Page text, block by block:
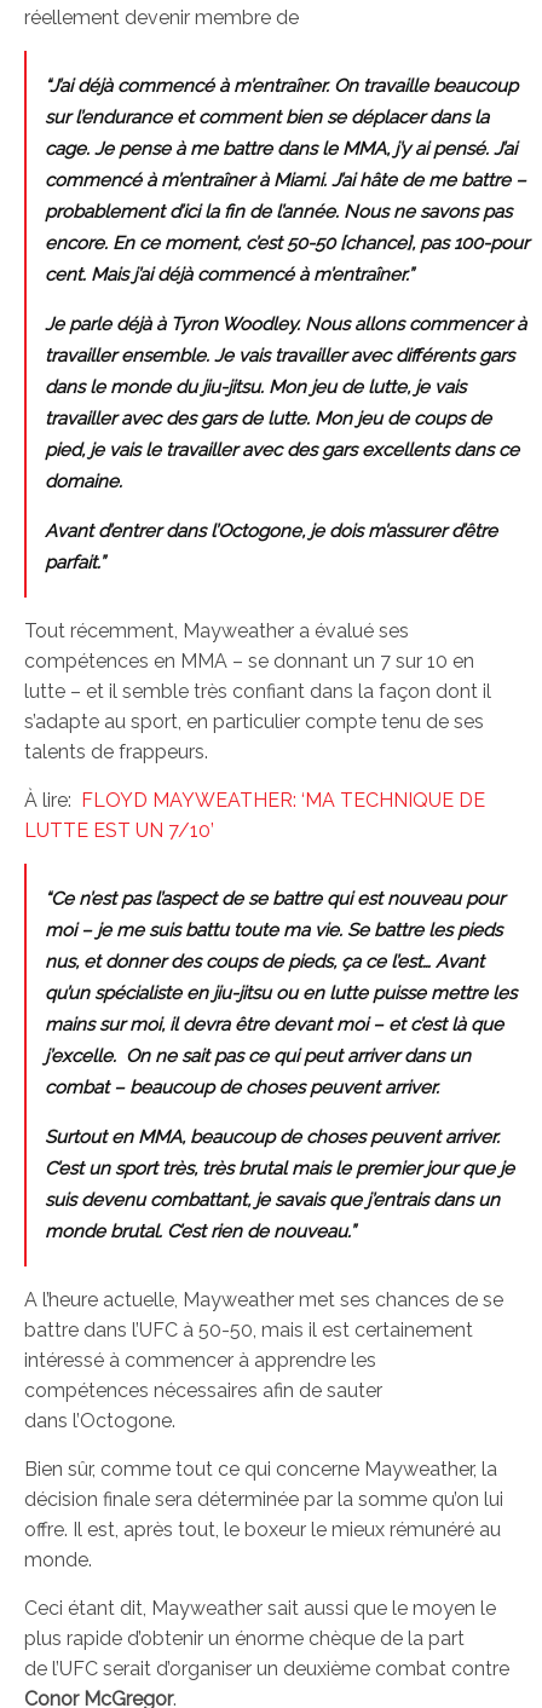
réellement devenir membre de
“J’ai déjà commencé à m’entraîner. On travaille beaucoup
sur l’endurance et comment bien se déplacer dans la
cage. Je pense à me battre dans le MMA, j’y ai pensé. J’ai
commencé à m’entraîner à Miami. J’ai hâte de me battre –
probablement d’ici la fin de l’année. Nous ne savons pas
encore. En ce moment, c’est 50-50 [chance], pas 100-pour
cent. Mais j’ai déjà commencé à m’entraîner.”
Je parle déjà à Tyron Woodley. Nous allons commencer à
travailler ensemble. Je vais travailler avec différents gars
dans le monde du jiu-jitsu. Mon jeu de lutte, je vais
travailler avec des gars de lutte. Mon jeu de coups de
pied, je vais le travailler avec des gars excellents dans ce
domaine.
Avant d’entrer dans l’Octogone, je dois m’assurer d’être
parfait.”
Tout récemment, Mayweather a évalué ses
compétences en MMA – se donnant un 7 sur 10 en
lutte – et il semble très confiant dans la façon dont il
s’adapte au sport, en particulier compte tenu de ses
talents de frappeurs.
À lire: FLOYD MAYWEATHER: ‘MA TECHNIQUE DE
LUTTE EST UN 7/10’
“Ce n’est pas l’aspect de se battre qui est nouveau pour
moi – je me suis battu toute ma vie. Se battre les pieds
nus, et donner des coups de pieds, ça ce l’est… Avant
qu’un spécialiste en jiu-jitsu ou en lutte puisse mettre les
mains sur moi, il devra être devant moi – et c’est là que
j’excelle. On ne sait pas ce qui peut arriver dans un
combat – beaucoup de choses peuvent arriver.
Surtout en MMA, beaucoup de choses peuvent arriver.
C’est un sport très, très brutal mais le premier jour que je
suis devenu combattant, je savais que j’entrais dans un
monde brutal. C’est rien de nouveau.”
A l’heure actuelle, Mayweather met ses chances de se
battre dans l’UFC à 50-50, mais il est certainement
intéressé à commencer à apprendre les
compétences nécessaires afin de sauter
dans l’Octogone.
Bien sûr, comme tout ce qui concerne Mayweather, la
décision finale sera déterminée par la somme qu’on lui
offre. Il est, après tout, le boxeur le mieux rémunéré au
monde.
Ceci étant dit, Mayweather sait aussi que le moyen le
plus rapide d’obtenir un énorme chèque de la part
de l’UFC serait d’organiser un deuxième combat contre
Conor McGregor.